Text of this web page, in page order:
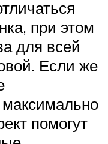
при этом
для всей
Если же
максимально
помогут